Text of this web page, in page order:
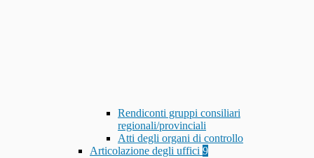
Rendiconti gruppi consiliari
regionali/provinciali
Atti degli organi di controllo
Articolazione degli uffici 9